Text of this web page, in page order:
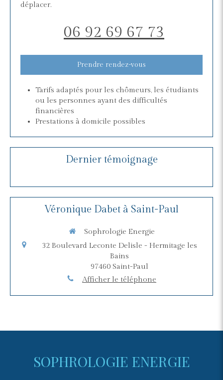
déplacer.
06 92 69 67 73
Prendre rendez-vous
Tarifs adaptés pour les chômeurs, les étudiants
ou les personnes ayant des difficultés
financières
Prestations à domicile possibles
Dernier témoignage
Véronique Dabet à Saint-Paul
Sophrologie Energie
32 Boulevard Leconte Delisle - Hermitage les
Bains
97460 Saint-Paul
Afficher le téléphone
SOPHROLOGIE ENERGIE